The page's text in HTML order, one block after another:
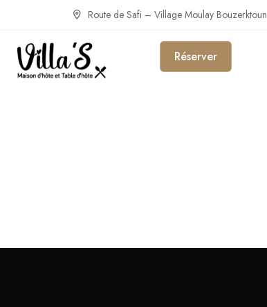
Route de Safi – Village Moulay Bouzerktoun
Réserver